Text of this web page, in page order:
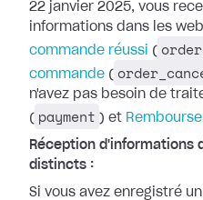
22 janvier 2025, vous
informations dans les
commande réussi
(
commande (
n'avez pas besoin de
( payment ) et
Réception d'informations
distincts :
Si vous avez enregistré un